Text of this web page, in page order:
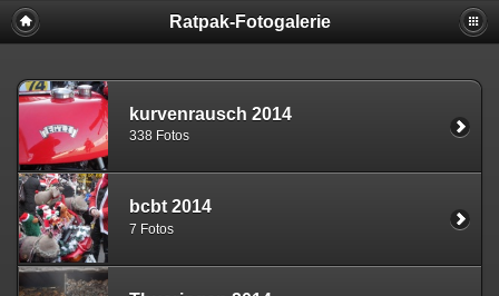
Ratpak-Fotogalerie
kurvenrausch 2014
338 Fotos
bcbt 2014
7 Fotos